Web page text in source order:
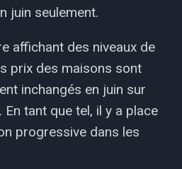
juin seulement.
affichant des niveaux de
prix des maisons sont
inchangés en juin sur
En tant que tel, il y a place
progressive dans les